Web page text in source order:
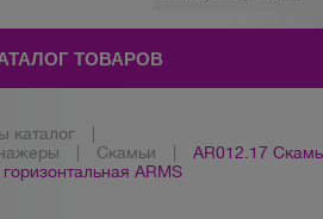
ТОВАРОВ
каталог
Скамьи
AR012.17
ARMS